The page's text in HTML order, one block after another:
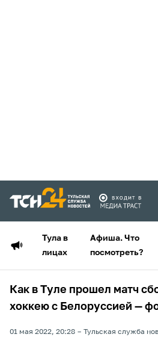
Тула в
лицах
Афиша. Что
посмотреть?
Как в Туле прошел матч
хоккею с Белоруссией —
01 мая 2022, 20:28 Тульская служба